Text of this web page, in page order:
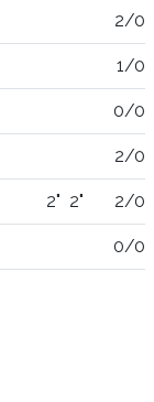
2/0
1/0
0/0
2/0
2" 2" 2/0
0/0